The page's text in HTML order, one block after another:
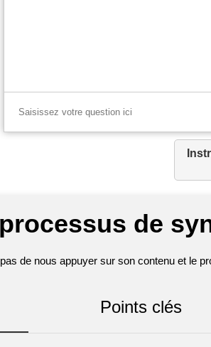
de
de nous appuyer sur son contenu et le
Points clés